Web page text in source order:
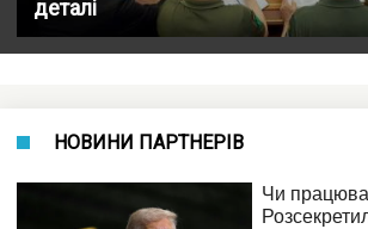
деталі
НОВИНИ ПАРТНЕРІВ